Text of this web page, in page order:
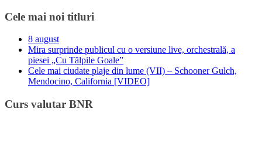
Cele mai noi titluri
8 august
Mira surprinde publicul cu o versiune live, orchestrală, a
piesei „Cu Tălpile Goale”
Cele mai ciudate plaje din lume (VII) – Schooner Gulch,
Mendocino, California [VIDEO]
Curs valutar BNR